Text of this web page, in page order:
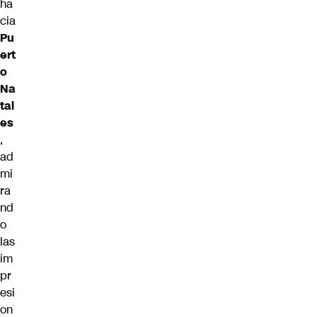
ha
cia
Pu
ert
o
Na
tal
es
,
ad
mi
ra
nd
o
las
im
pr
esi
on